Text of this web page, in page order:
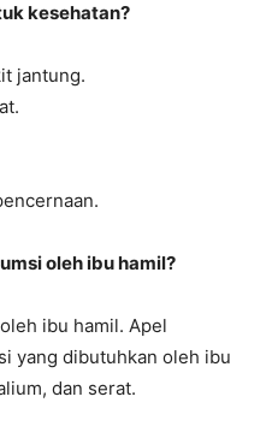
kesehatan?
jantung.
oleh ibu hamil?
ibu hamil. Apel
yang dibutuhkan oleh ibu
dan serat.